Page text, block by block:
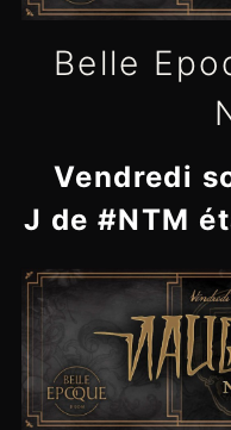
Belle
Vendredi
J de #NTM